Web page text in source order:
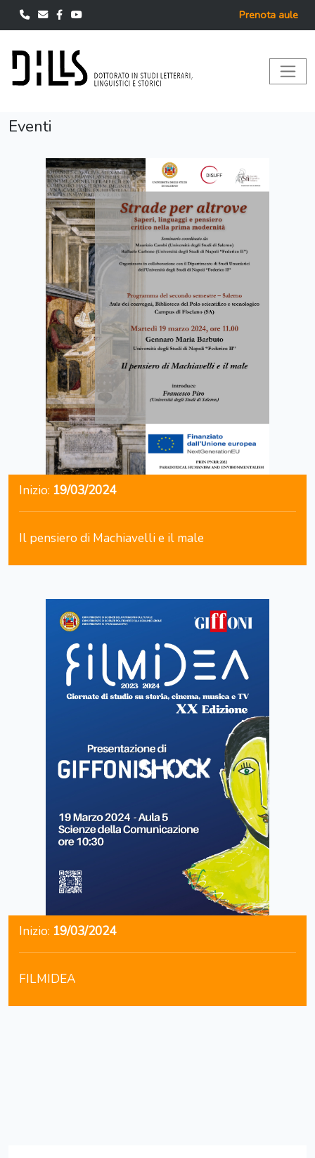
Prenota aule
Eventi
Inizio: 19/03/2024
Il pensiero di Machiavelli e il male
Inizio: 19/03/2024
FILMIDEA